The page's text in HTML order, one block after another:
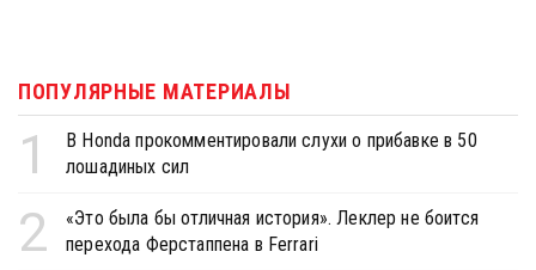
ПОПУЛЯРНЫЕ МАТЕРИАЛЫ
1
В Honda прокомментировали слухи о прибавке в 50
лошадиных сил
2
«Это была бы отличная история». Леклер не боится
перехода Ферстаппена в Ferrari